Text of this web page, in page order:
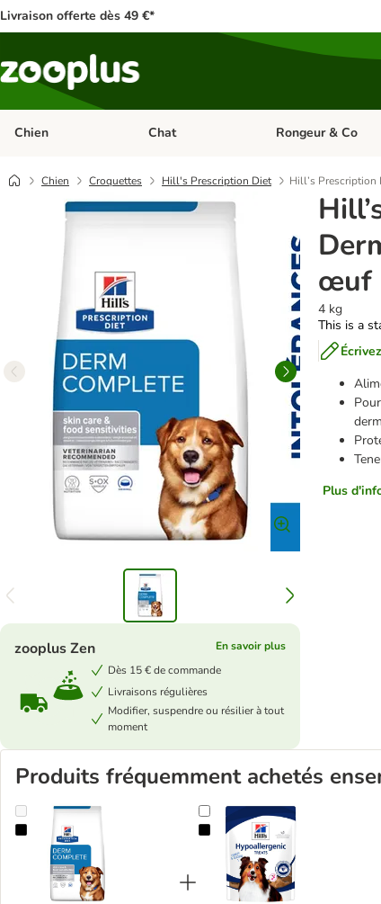
Livraison offerte dès 49 €*
Chien Dérouler les catégories: Chien
Chat Dérouler les
Rongeur & Co
Chien Croquettes Hill's Prescription Diet Hill’s
œuf
4 kg
This is a
Plus
zooplus Zen
En savoir plus
Dès 15 € de commande
Livraisons régulières
Modifier, suspendre ou résilier à tout
moment
Produits fréquemment achetés
Hill’s Prescription Diet Derm Complete Riz et œuf
Hill's HypoAllergenic Snacks